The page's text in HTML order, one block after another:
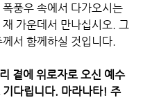
풍우 속에서 다가오시는
가운데서 만나십시오. 그
서 함께하실 것입니다.
곁에 위로자로 오신 예수
기다립니다. 마라나타! 주